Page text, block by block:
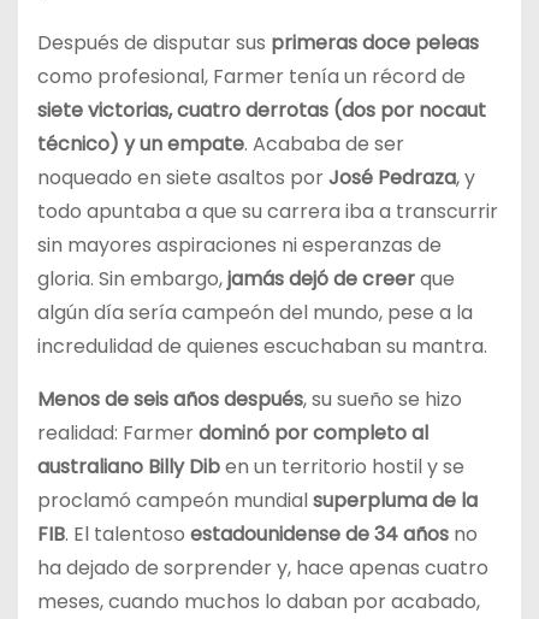
Después de disputar sus primeras doce peleas
como profesional, Farmer tenía un récord de
siete victorias, cuatro derrotas (dos por nocaut
técnico) y un empate. Acababa de ser
noqueado en siete asaltos porJosé Pedraza, y
todo apuntaba a que su carrera iba a transcurrir
sin mayores aspiraciones ni esperanzas de
gloria. Sin embargo,jamás dejó de creerque
algún día sería campeón del mundo, pese a la
incredulidad de quienes escuchaban su mantra.
Menos de seis años después, su sueño se hizo
realidad: Farmerdominó por completo al
australiano Billy Diben un territorio hostil y se
proclamó campeón mundialsuperpluma de la
FIB. El talentoso estadounidense de 34 años no
ha dejado de sorprender y, hace apenas cuatro
meses, cuando muchos lo daban por acabado,